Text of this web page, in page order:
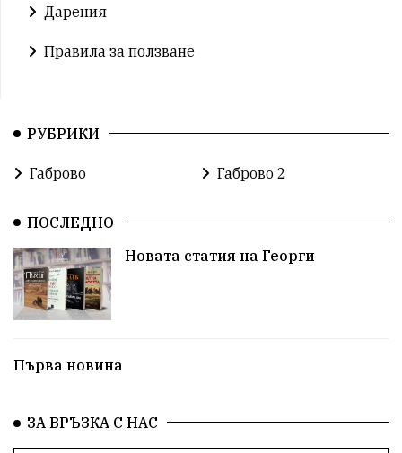
Дарения
Правила за ползване
РУБРИКИ
Габрово Габрово 2
ПОСЛЕДНО
Новата статия на Георги
Първа новина
ЗА ВРЪЗКА С НАС